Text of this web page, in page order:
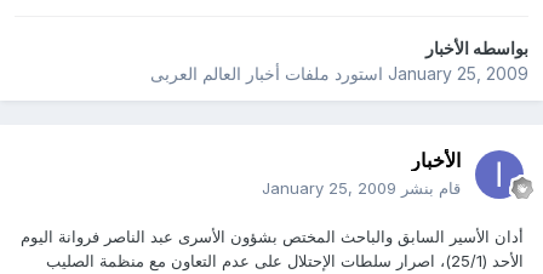
بواسطهالأخبار
January 25, 2009استورد ملفات أخبار العالم العربى
الأخبار
قام بنشر January 25, 2009
أدان الأسير السابق والباحث المختص بشؤون الأسرى عبد الناصر فروانة اليوم
الأحد (25/1)، اصرار سلطات الإحتلال على عدم التعاون مع منظمة الصليب